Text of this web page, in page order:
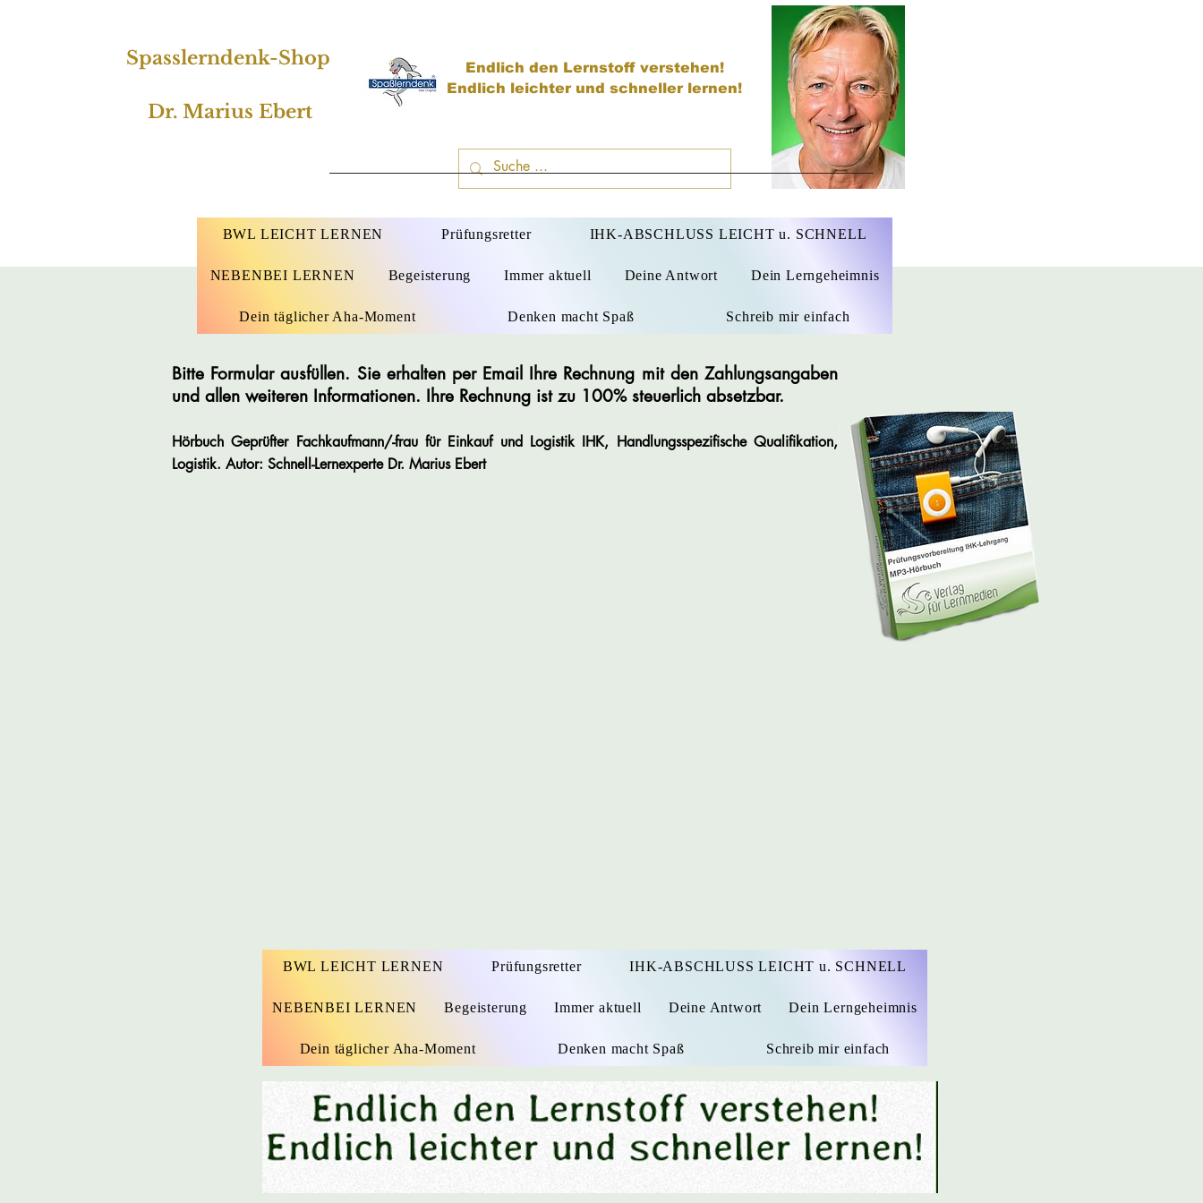
Spasslerndenk-Shop
Dr. Marius Ebert
Endlich den Lernstoff verstehen!
Endlich leichter und schneller lernen!
Dr. Marius Ebert
BWL LEICHT LERNEN Prüfungsretter IHK-ABSCHLUSS LEICHT u. SCHNELL
NEBENBEI LERNEN Begeisterung Immer aktuell Deine Antwort Dein Lerngeheimnis
Dein täglicher Aha-Moment Denken macht Spaß Schreib mir einfach
Bitte Formular ausfüllen. Sie erhalten per Email Ihre Rechnung mit den Zahlungsangaben
und allen weiteren Informationen. Ihre Rechnung ist zu 100% steuerlich absetzbar.
Hörbuch Geprüfter Fachkaufmann/-frau für Einkauf und Logistik IHK, Handlungsspezifische Qualifikation,
Logistik. Autor: Schnell-Lernexperte Dr. Marius Ebert
BWL LEICHT LERNEN Prüfungsretter IHK-ABSCHLUSS LEICHT u. SCHNELL
NEBENBEI LERNEN Begeisterung Immer aktuell Deine Antwort Dein Lerngeheimnis
Dein täglicher Aha-Moment Denken macht Spaß Schreib mir einfach